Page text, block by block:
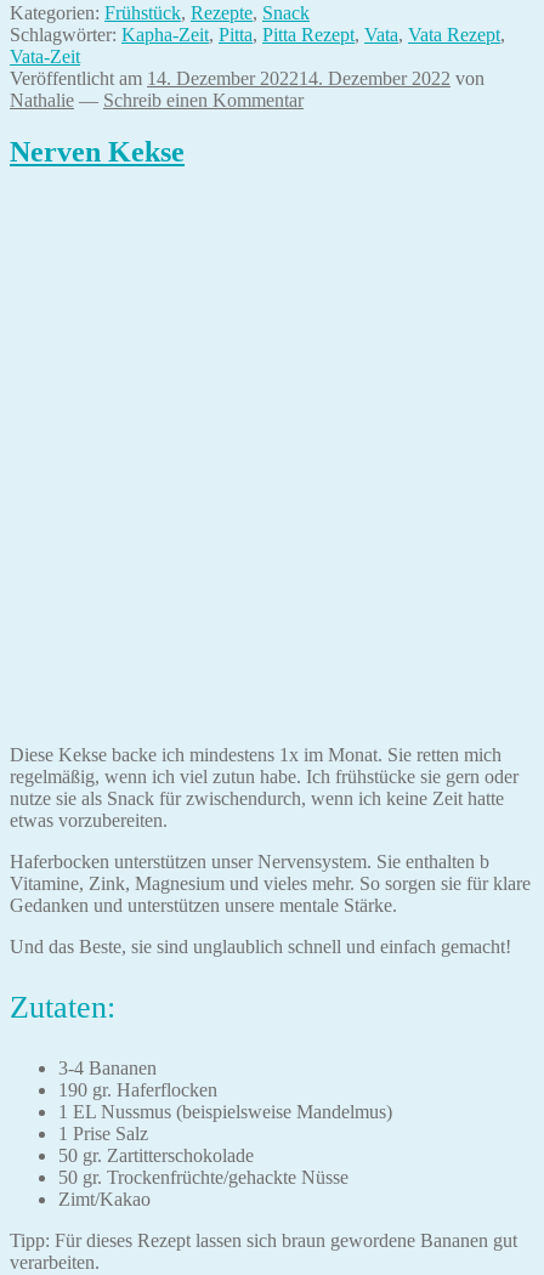
Kategorien: Frühstück, Rezepte, Snack
Schlagwörter: Kapha-Zeit, Pitta, Pitta Rezept, Vata, Vata Rezept,
Vata-Zeit
Veröffentlicht am 14. Dezember 202214. Dezember 2022 von
Nathalie — Schreib einen Kommentar
Nerven Kekse
Diese Kekse backe ich mindestens 1x im Monat. Sie retten mich
regelmäßig, wenn ich viel zutun habe. Ich frühstücke sie gern oder
nutze sie als Snack für zwischendurch, wenn ich keine Zeit hatte
etwas vorzubereiten.
Haferbocken unterstützen unser Nervensystem. Sie enthalten b
Vitamine, Zink, Magnesium und vieles mehr. So sorgen sie für klare
Gedanken und unterstützen unsere mentale Stärke.
Und das Beste, sie sind unglaublich schnell und einfach gemacht!
Zutaten:
3-4 Bananen
190 gr. Haferflocken
1 EL Nussmus (beispielsweise Mandelmus)
1 Prise Salz
50 gr. Zartitterschokolade
50 gr. Trockenfrüchte/gehackte Nüsse
Zimt/Kakao
Tipp: Für dieses Rezept lassen sich braun gewordene Bananen gut
verarbeiten.